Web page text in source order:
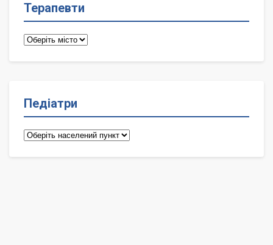
Терапевти
Терапевти
Педіатри
Педіатри